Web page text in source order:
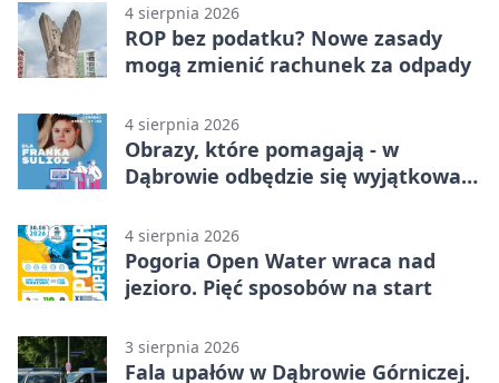
4 sierpnia 2026
ROP bez podatku? Nowe zasady
mogą zmienić rachunek za odpady
4 sierpnia 2026
Obrazy, które pomagają - w
Dąbrowie odbędzie się wyjątkowa
4 sierpnia 2026
Pogoria Open Water wraca nad
jezioro. Pięć sposobów na start
3 sierpnia 2026
Fala upałów w Dąbrowie Górniczej.